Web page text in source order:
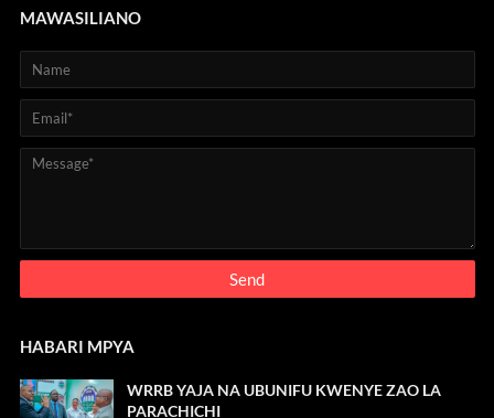
MAWASILIANO
HABARI MPYA
WRRB YAJA NA UBUNIFU KWENYE ZAO LA
PARACHICHI